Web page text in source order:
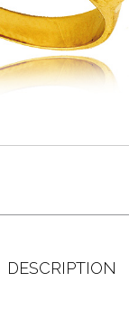
DESCRIPTION